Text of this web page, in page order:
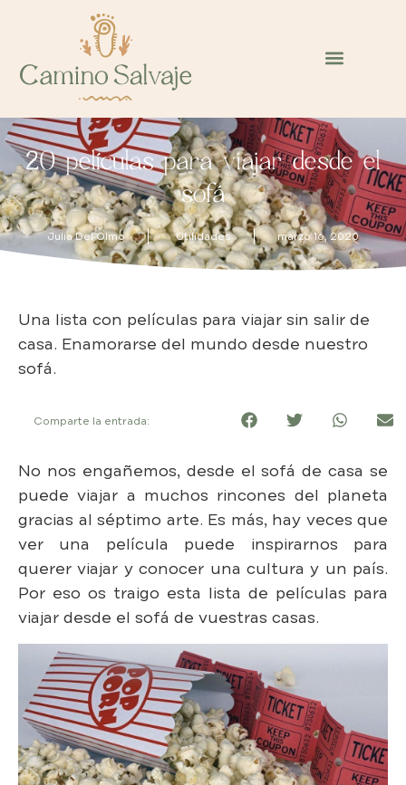
20 películas para viajar desde el
sofá
Julia Del Olmo Utilidades marzo 16, 2020
Una lista con películas para viajar sin salir de
casa. Enamorarse del mundo desde nuestro
sofá.
Comparte la entrada:
No nos engañemos, desde el sofá de casa se
puede viajar a muchos rincones del planeta
gracias al séptimo arte. Es más, hay veces que
ver una película puede inspirarnos para
querer viajar y conocer una cultura y un país.
Por eso os traigo esta lista de películas para
viajar desde el sofá de vuestras casas.